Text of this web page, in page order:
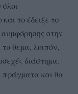
το έδειξε το
στην
θεμα, λοιπόν,
διάστημα.
και θα